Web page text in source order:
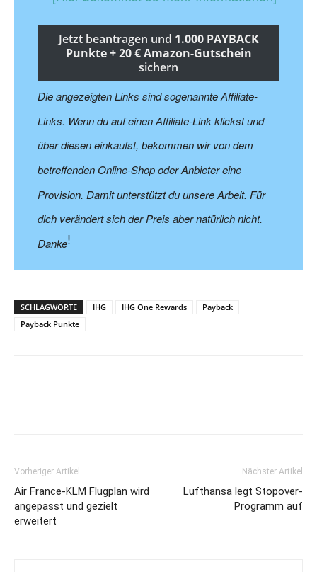
Jetzt beantragen und 1.000 PAYBACK
Punkte + 20 € Amazon-Gutschein
sichern
Die angezeigten Links sind sogenannte Affiliate-
Links. Wenn du auf einen Affiliate-Link klickst und
über diesen einkaufst, bekommen wir von dem
betreffenden Online-Shop oder Anbieter eine
Provision. Damit unterstützt du unsere Arbeit. Für
dich verändert sich der Preis aber natürlich nicht.
Danke!
SCHLAGWORTE IHG IHG One Rewards
Payback
Payback Punkte
Vorheriger Artikel
Air France-KLM Flugplan wird
angepasst und gezielt
erweitert
Nächster Artikel
Lufthansa legt Stopover-
Programm auf